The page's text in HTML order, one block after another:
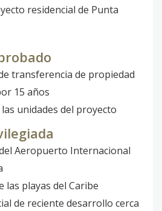
residencial de Punta
transferencia de propiedad
15 años
unidades del proyecto
Aeropuerto Internacional
las playas del Caribe
de reciente desarrollo cerca